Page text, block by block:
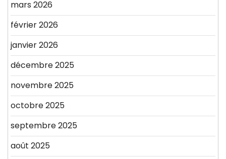
mars 2026
février 2026
janvier 2026
décembre 2025
novembre 2025
octobre 2025
septembre 2025
août 2025